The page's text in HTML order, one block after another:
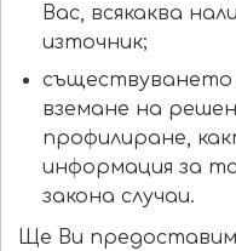
Вас, всякаква
източник;
вземане на
профилиране,
информация за
закона случаи.
Ще Ви